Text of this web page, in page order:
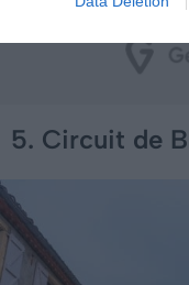
5. Circuit de